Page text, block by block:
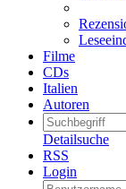
Filme
CDs
Italien
Autoren
Detailsuche
RSS
Login